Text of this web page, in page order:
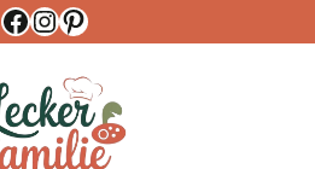
Facebook
Instagram
Pinterest